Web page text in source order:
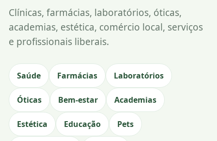
Clínicas, farmácias, laboratórios, óticas,
academias, estética, comércio local, serviços
e profissionais liberais.
Saúde Farmácias Laboratórios
Óticas Bem-estar Academias
Estética Educação Pets